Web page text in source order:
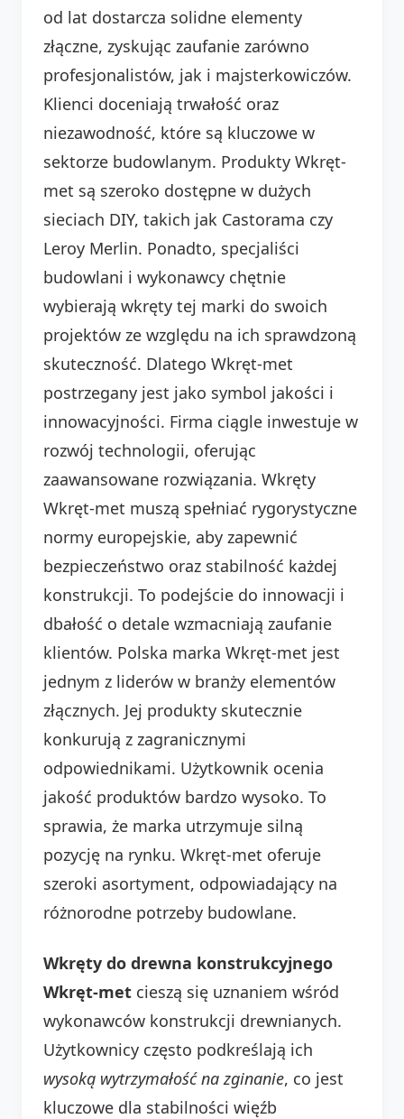
od lat dostarcza solidne elementy
złączne, zyskując zaufanie zarówno
profesjonalistów, jak i majsterkowiczów.
Klienci doceniają trwałość oraz
niezawodność, które są kluczowe w
sektorze budowlanym. Produkty Wkręt-
met są szeroko dostępne w dużych
sieciach DIY, takich jak Castorama czy
Leroy Merlin. Ponadto, specjaliści
budowlani i wykonawcy chętnie
wybierają wkręty tej marki do swoich
projektów ze względu na ich sprawdzoną
skuteczność. Dlatego Wkręt-met
postrzegany jest jako symbol jakości i
innowacyjności. Firma ciągle inwestuje w
rozwój technologii, oferując
zaawansowane rozwiązania. Wkręty
Wkręt-met muszą spełniać rygorystyczne
normy europejskie, aby zapewnić
bezpieczeństwo oraz stabilność każdej
konstrukcji. To podejście do innowacji i
dbałość o detale wzmacniają zaufanie
klientów. Polska marka Wkręt-met jest
jednym z liderów w branży elementów
złącznych. Jej produkty skutecznie
konkurują z zagranicznymi
odpowiednikami. Użytkownik ocenia
jakość produktów bardzo wysoko. To
sprawia, że marka utrzymuje silną
pozycję na rynku. Wkręt-met oferuje
szeroki asortyment, odpowiadający na
różnorodne potrzeby budowlane.
Wkręty do drewna konstrukcyjnego
Wkręt-met cieszą się uznaniem wśród
wykonawców konstrukcji drewnianych.
Użytkownicy często podkreślają ich
wysoką wytrzymałość na zginanie, co jest
kluczowe dla stabilności więźb